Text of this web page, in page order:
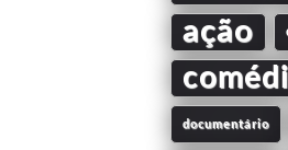
ação
documentário